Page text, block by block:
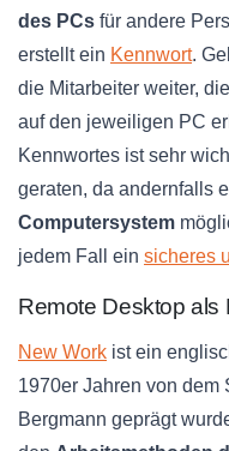
des PCs für andere
erstellt ein Kennwort.
die Mitarbeiter weiter,
auf den jeweiligen PC
Kennwortes ist sehr
geraten, da andernfalls
Computersystem
jedem Fall ein sicheres
Remote Desktop als
New Work ist ein
1970er Jahren von
Bergmann geprägt